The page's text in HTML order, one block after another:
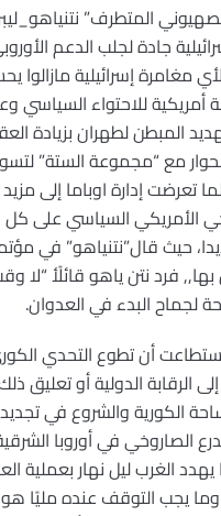
المتطرف”
جادة لجلب الدعم
إسرائيلية مازالوا
أمريكية للاحتواء
المبطن لطهران بزيادة
مع “مجموعة الستة”
كلما تعرضت إدارة اوباما
الأمريكي السياسي على كل
حيث قال”نتنياهو” في
فرد نتن ياهو قائلًأ “لا
لجماح البدء في العدوان.
استطاعت أن تطوع التحدي
الرقابة الدولية أو
الكورية والشروع في تجديد
الصاروخي في أوروبا
يهدد الغرب ليل نهار
التوقف عنده مليًا هو